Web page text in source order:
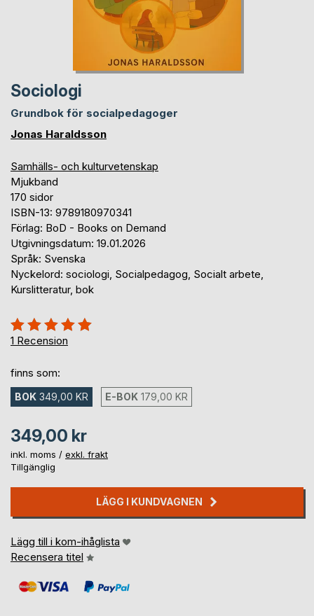
Sociologi
Grundbok för socialpedagoger
Jonas Haraldsson
Samhälls- och kulturvetenskap
Mjukband
170 sidor
ISBN-13: 9789180970341
Förlag: BoD - Books on Demand
Utgivningsdatum: 19.01.2026
Språk: Svenska
Nyckelord: sociologi, Socialpedagog, Socialt arbete,
Kurslitteratur, bok
Betyg::
100%
1 Recension
finns som:
BOK 349,00 KR E-BOK 179,00 KR
349,00 kr
inkl. moms / exkl. frakt
Tillgänglig
LÄGG I KUNDVAGNEN
Lägg till i kom-ihåglista
Recensera titel